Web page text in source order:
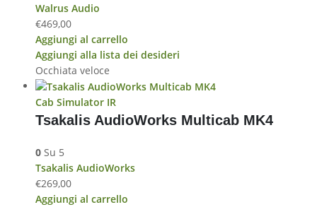
Walrus Audio
€469,00
Aggiungi al carrello
Aggiungi alla lista dei desideri
Occhiata veloce
Cab Simulator IR
Tsakalis AudioWorks Multicab MK4
0Su 5
Tsakalis AudioWorks
€269,00
Aggiungi al carrello